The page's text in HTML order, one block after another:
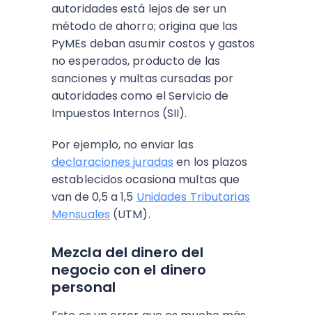
autoridades está lejos de ser un
método de ahorro; origina que las
PyMEs deban asumir costos y gastos
no esperados, producto de las
sanciones y multas cursadas por
autoridades como el Servicio de
Impuestos Internos (SII).
Por ejemplo, no enviar las
declaraciones juradas en los plazos
establecidos ocasiona multas que
van de 0,5 a 1,5 Unidades Tributarias
Mensuales (UTM).
Mezcla del dinero del
negocio con el dinero
personal